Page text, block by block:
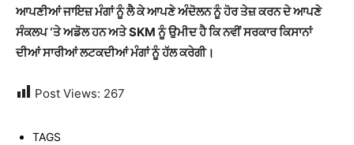
ਆਪਣੀਆਂ ਜਾਇਜ਼ ਮੰਗਾਂ ਨੂੰ ਲੈ ਕੇ ਆਪਣੇ ਅੰਦੋਲਨ ਨੂੰ ਹੋਰ ਤੇਜ਼ ਕਰਨ ਦੇ ਆਪਣੇ
ਸੰਕਲਪ ‘ਤੇ ਅਡੋਲ ਹਨ ਅਤੇ SKM ਨੂੰ ਉਮੀਦ ਹੈ ਕਿ ਨਵੀਂ ਸਰਕਾਰ ਕਿਸਾਨਾਂ
ਦੀਆਂ ਸਾਰੀਆਂ ਲਟਕਦੀਆਂ ਮੰਗਾਂ ਨੂੰ ਹੱਲ ਕਰੇਗੀ।
Post Views: 267
TAGS